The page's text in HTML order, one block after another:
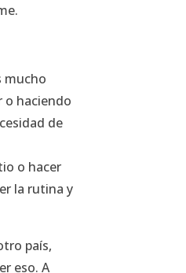
mucho
o haciendo
de
o hacer
la rutina y
país,
eso. A